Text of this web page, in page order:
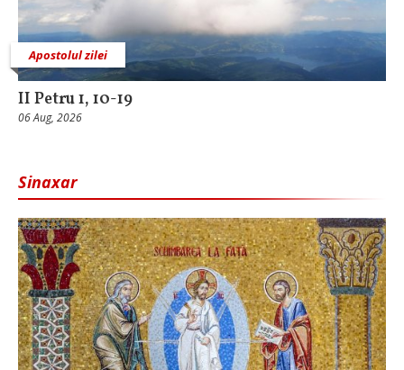
Apostolul zilei
II Petru 1, 10-19
06 Aug, 2026
Sinaxar